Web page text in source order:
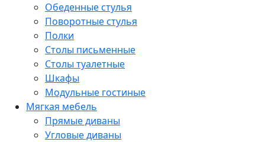
Обеденные стулья
Поворотные стулья
Полки
Столы письменные
Столы туалетные
Шкафы
Модульные гостиные
Мягкая мебель
Прямые диваны
Угловые диваны